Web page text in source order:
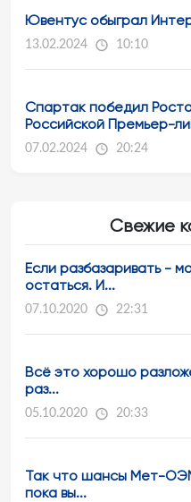
Ювентус обыграл
13.02.2024 10:10
Спартак победил
Российской Премьер-
07.02.2024 20:24
Свежие
Если разбазаривать -
остаться. И...
07.10.2020 22:31
Всё это хорошо
раз...
05.10.2020 20:33
Так что шансы Мет-
пока вы...